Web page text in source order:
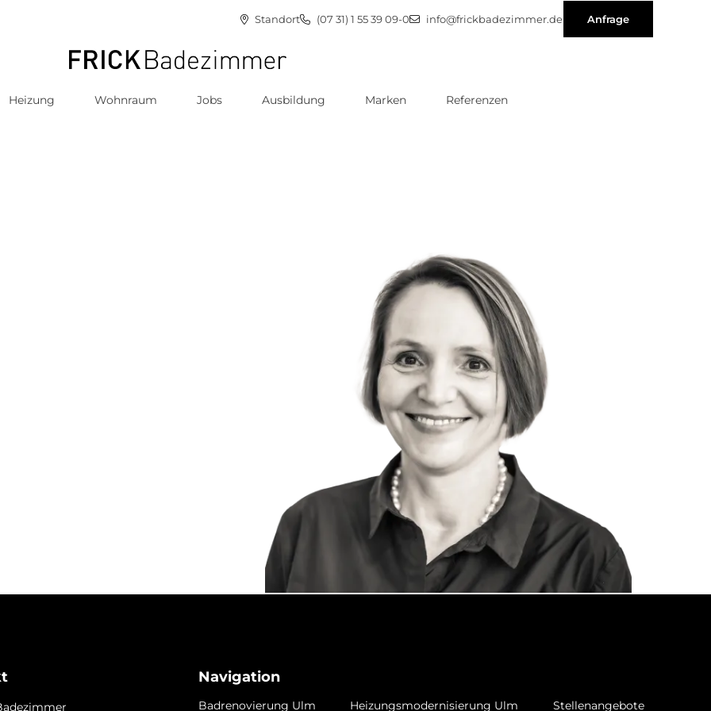
Standort (07 31) 1 55 39 09-0 info@frickbadezimmer.de Anfrage
Heizung Wohnraum Jobs Ausbildung Marken Referenzen
Navigation
Badrenovierung Ulm Heizungsmodernisierung Ulm Stellenangebote